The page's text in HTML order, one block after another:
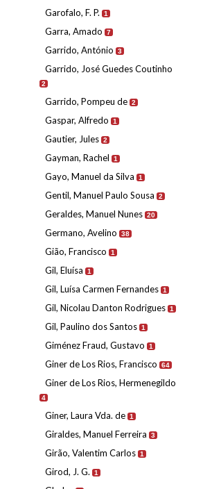
Garofalo, F. P. 1
Garra, Amado 7
Garrido, António 3
Garrido, José Guedes Coutinho
2
Garrido, Pompeu de 2
Gaspar, Alfredo 1
Gautier, Jules 2
Gayman, Rachel 1
Gayo, Manuel da Silva 1
Gentil, Manuel Paulo Sousa 2
Geraldes, Manuel Nunes 20
Germano, Avelino 38
Gião, Francisco 1
Gil, Eluísa 1
Gil, Luísa Carmen Fernandes 1
Gil, Nicolau Danton Rodrigues 1
Gil, Paulino dos Santos 1
Giménez Fraud, Gustavo 1
Giner de Los Rios, Francisco 64
Giner de Los Rios, Hermenegildo
4
Giner, Laura Vda. de 1
Giraldes, Manuel Ferreira 3
Girão, Valentim Carlos 1
Girod, J. G. 1